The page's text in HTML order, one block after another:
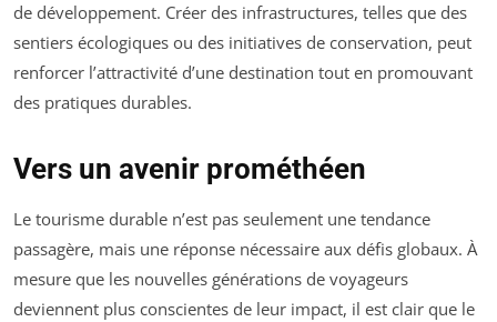
de développement. Créer des infrastructures, telles que des
sentiers écologiques ou des initiatives de conservation, peut
renforcer l’attractivité d’une destination tout en promouvant
des pratiques durables.
Vers un avenir prométhéen
Le tourisme durable n’est pas seulement une tendance
passagère, mais une réponse nécessaire aux défis globaux. À
mesure que les nouvelles générations de voyageurs
deviennent plus conscientes de leur impact, il est clair que le